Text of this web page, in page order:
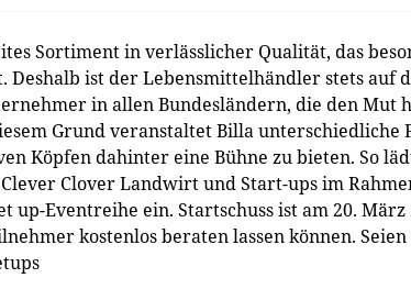
Sortiment in verlässlicher Qualität, das
ist der Lebensmittelhändler stets auf
in allen Bundesländern, die den Mut
Grund veranstaltet Billa unterschiedliche
Köpfen dahinter eine Bühne zu bieten. So
Clover Landwirt und Start-ups im
Eventreihe ein. Startschuss ist am 20. März
kostenlos beraten lassen können. Seien